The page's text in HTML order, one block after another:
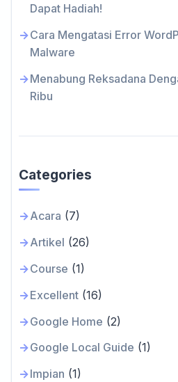
Dapat Hadiah!
Cara Mengatasi Error
Malware
Menabung Reksadana
Ribu
Categories
Acara (7)
Artikel (26)
Course (1)
Excellent(16)
Google Home (2)
Google Local Guide (1)
Impian (1)